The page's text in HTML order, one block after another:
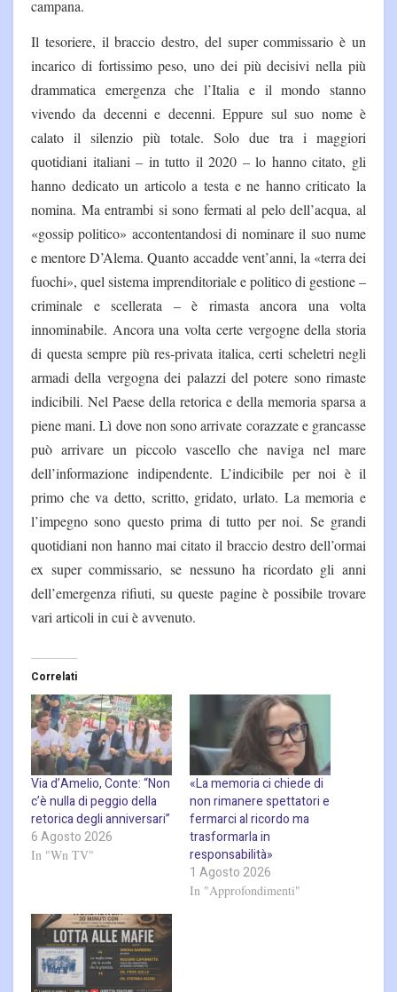
campana.
Il tesoriere, il braccio destro, del super commissario è un
incarico di fortissimo peso, uno dei più decisivi nella più
drammatica emergenza che l’Italia e il mondo stanno
vivendo da decenni e decenni. Eppure sul suo nome è
calato il silenzio più totale. Solo due tra i maggiori
quotidiani italiani – in tutto il 2020 – lo hanno citato, gli
hanno dedicato un articolo a testa e ne hanno criticato la
nomina. Ma entrambi si sono fermati al pelo dell’acqua, al
«gossip politico» accontentandosi di nominare il suo nume
e mentore D’Alema. Quanto accadde vent’anni, la «terra dei
fuochi», quel sistema imprenditoriale e politico di gestione –
criminale e scellerata – è rimasta ancora una volta
innominabile. Ancora una volta certe vergogne della storia
di questa sempre più res-privata italica, certi scheletri negli
armadi della vergogna dei palazzi del potere sono rimaste
indicibili. Nel Paese della retorica e della memoria sparsa a
piene mani. Lì dove non sono arrivate corazzate e grancasse
può arrivare un piccolo vascello che naviga nel mare
dell’informazione indipendente. L’indicibile per noi è il
primo che va detto, scritto, gridato, urlato. La memoria e
l’impegno sono questo prima di tutto per noi. Se grandi
quotidiani non hanno mai citato il braccio destro dell’ormai
ex super commissario, se nessuno ha ricordato gli anni
dell’emergenza rifiuti, su queste pagine è possibile trovare
vari articoli in cui è avvenuto.
Correlati
Via d’Amelio, Conte: “Non
c’è nulla di peggio della
retorica degli anniversari”
6 Agosto 2026
In "Wn TV"
«La memoria ci chiede di
non rimanere spettatori e
fermarci al ricordo ma
trasformarla in
responsabilità»
1 Agosto 2026
In "Approfondimenti"